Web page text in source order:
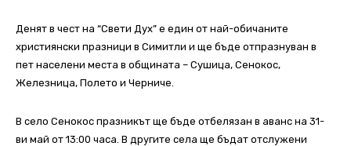
Денят в чест на “Свети Дух” е един от най-обичаните
християнски празници в Симитли и ще бъде отпразнуван в
пет населени места в общината – Сушица, Сенокос,
Железница, Полето и Черниче.
В село Сенокос празникът ще бъде отбелязан в аванс на 31-
ви май от 13:00 часа. В другите села ще бъдат отслужени